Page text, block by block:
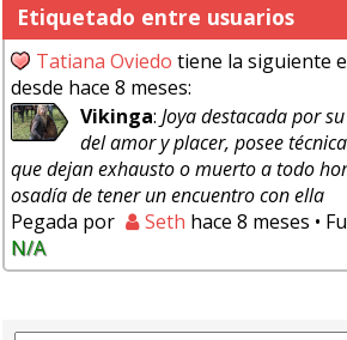
Etiquetado entre usuarios
Tatiana Oviedo
desde hace 8 meses:
Vikinga: Joya destacada por
del amor y placer, posee
que dejan exhausto o muerto a todo
osadía de tener un encuentro con ella
Pegada por
Seth hace 8 meses •
N/A